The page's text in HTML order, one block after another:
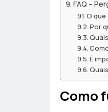
FAQ –
O
Por
É
Como